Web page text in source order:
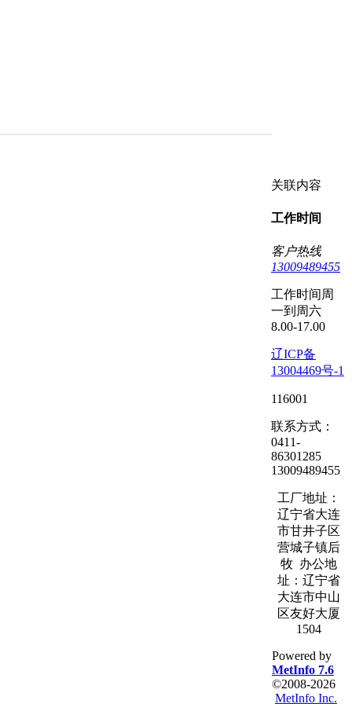
关联内容
工作时间
客户热线
13009489455
工作时间周
一到周六
8.00-17.00
辽ICP备
13004469号-1
116001
联系方式：
0411-
86301285
13009489455
工厂地址：
辽宁省大连
市甘井子区
营城子镇后
牧 办公地
址：辽宁省
大连市中山
区友好大厦
1504
Powered by
MetInfo 7.6
©2008-2026
MetInfo Inc.